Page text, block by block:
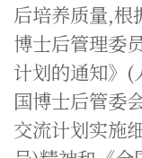
后培养质量,根
博士后管理委
计划的通知》(
国博士后管委
交流计划实施